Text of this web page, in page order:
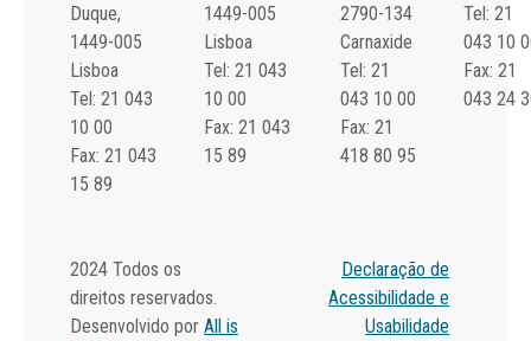
Duque,
1449-005
Lisboa
Tel: 21 043
10 00
Fax: 21 043
15 89
1449-005
Lisboa
Tel: 21 043
10 00
Fax: 21 043
15 89
2790-134
Carnaxide
Tel: 21
043 10 00
Fax: 21
418 80 95
Tel: 21
043 10
Fax: 21
043 24
2024 Todos os
direitos reservados.
Desenvolvido por All is
Declaração de
Acessibilidade e
Usabilidade